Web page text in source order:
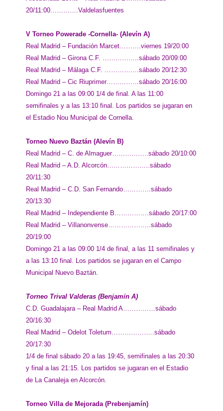
20/11:00………….Valdelasfuentes
V Torneo Powerade -Cornella- (Alevín A)
Real Madrid – Fundación Marcet……….viernes 19/20:00
Real Madrid – Girona C.F. ……………..sábado 20/09:00
Real Madrid – Málaga C.F. …………….sábado 20/12:30
Real Madrid – Cic Riuprimer……………sábado 20/16:00
Domingo 21 a las 09:00 1/4 de final. A las 11:00
semifinales y a las 13:10 final. Los partidos se jugaran en
el Estadio Nou Municipal de Cornella.
Torneo Nuevo Baztán (Alevín B)
Real Madrid –C. de Almaguer……………..sábado 20/10:00
Real Madrid – A.D. Alcorcón………………..sábado
20/11:30
Real Madrid – C.D. San Fernando………….sábado
20/13:30
Real Madrid – Independiente B…………….sábado 20/17:00
Real Madrid – Villanonvense………………..sábado
20/19:00
Domingo 21 a las 09:00 1/4 de final, a las 11 semifinales y
a las 13:10 final. Los partidos se jugaran en el Campo
Municipal Nuevo Baztán.
Torneo Trival Valderas (Benjamín A)
C.D. Guadalajara – Real Madrid A……………sábado
20/16:30
Real Madrid – Odelot Toletum………………..sábado
20/17:30
1/4 de final sábado 20 a las 19:45, semifinales a las 20:30
y final a las 21:15. Los partidos se jugaran en el Estadio
de La Canaleja en Alcorcón.
Torneo Villa de Mejorada (Prebenjamín)